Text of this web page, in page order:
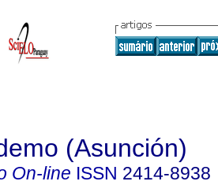
(Asunción)
On-line ISSN 2414-8938